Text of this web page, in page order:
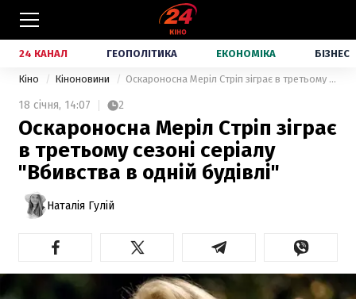
24 КАНАЛ ГЕОПОЛІТИКА ЕКОНОМІКА БІЗНЕС
Кіно Кіноновини Оскароносна Меріл Стріп зіграє в третьому сезоні серіалу "Вбивства в одній будівлі"
18 січня, 14:07 2
Оскароносна Меріл Стріп зіграє
в третьому сезоні серіалу
"Вбивства в одній будівлі"
Наталія Гулій